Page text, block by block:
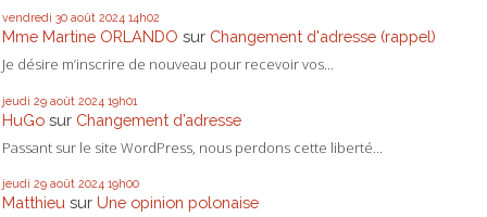
vendredi 30 août 2024 14h02
Mme Martine ORLANDO sur Changement d'adresse (rappel)
Je désire m’inscrire de nouveau pour recevoir vos...
jeudi 29 août 2024 19h01
HuGo sur Changement d’adresse
Passant sur le site WordPress, nous perdons cette liberté...
jeudi 29 août 2024 19h00
Matthieu sur Une opinion polonaise